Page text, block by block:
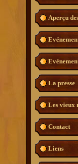
Aperçu
La presse
Les vieux
Contact
Liens